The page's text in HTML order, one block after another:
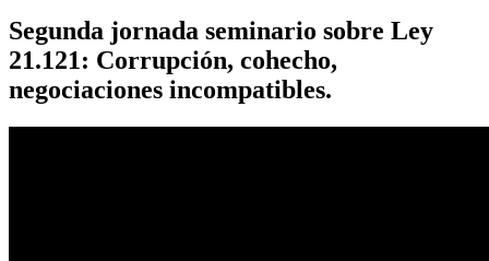
Segunda jornada seminario sobre Ley
21.121: Corrupción, cohecho,
negociaciones incompatibles.